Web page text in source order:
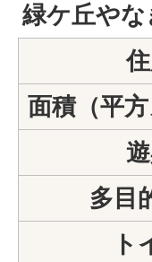
緑ケ丘や
面積（平方
多目
ト